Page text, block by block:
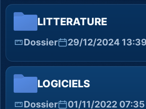
LITTERATURE
Dossier 29/12/2024 13:39
LOGICIELS
Dossier 01/11/2022 07:35